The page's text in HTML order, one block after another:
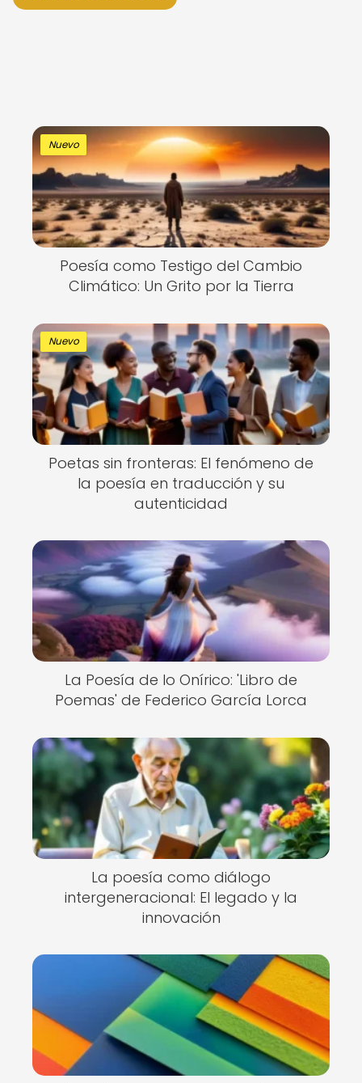
Nuevo
Poesía como Testigo del Cambio
Climático: Un Grito por la Tierra
Nuevo
Poetas sin fronteras: El fenómeno de
la poesía en traducción y su
autenticidad
La Poesía de lo Onírico: 'Libro de
Poemas' de Federico García Lorca
La poesía como diálogo
intergeneracional: El legado y la
innovación